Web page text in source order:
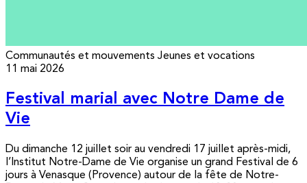
Communautés et mouvements Jeunes et vocations
11 mai 2026
Festival marial avec Notre Dame de
Vie
Du dimanche 12 juillet soir au vendredi 17 juillet après-midi,
l’Institut Notre-Dame de Vie organise un grand Festival de 6
jours à Venasque (Provence) autour de la fête de Notre-